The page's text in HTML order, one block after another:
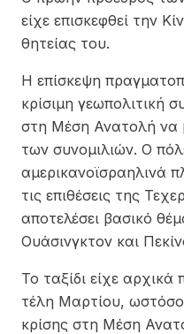
είχε επισκεφθεί την
θητείας του.
H επίσκεψη
κρίσιμη γεωπολιτική
στη Μέση Ανατολή να
των συνομιλιών. Ο
αμερικανοϊσραηλινά
τις επιθέσεις της
αποτελέσει βασικό
Ουάσινγκτον και
Το ταξίδι είχε αρχικά
τέλη Μαρτίου,
κρίσης στη Μέση